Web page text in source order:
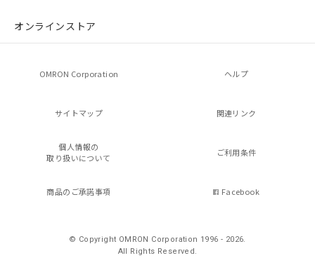
オンラインストア
OMRON Corporation ヘルプ
サイトマップ 関連リンク
個人情報の
取り扱いについて
ご利用条件
商品のご承諾事項 Facebook
© Copyright OMRON Corporation 1996 - 2026.
All Rights Reserved.